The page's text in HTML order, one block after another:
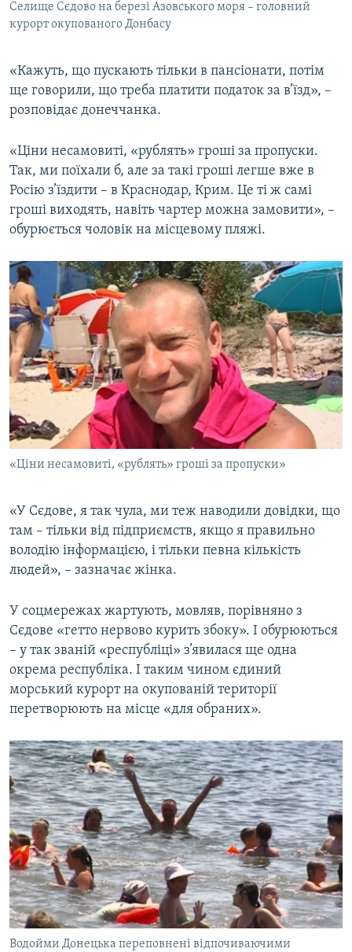
Селище Сєдово на березі Азовського моря – головний
курорт окупованого Донбасу
«Кажуть, що пускають тільки в пансіонати, потім
ще говорили, що треба платити податок за в’їзд», –
розповідає донеччанка.
«Ціни несамовиті, «рублять» гроші за пропуски.
Так, ми поїхали б, але за такі гроші легше вже в
Росію з’їздити – в Краснодар, Крим. Це ті ж самі
гроші виходять, навіть чартер можна замовити», –
обурюється чоловік на місцевому пляжі.
«Ціни несамовиті, «рублять» гроші за пропуски»
«У Сєдове, я так чула, ми теж наводили довідки, що
там – тільки від підприємств, якщо я правильно
володію інформацією, і тільки певна кількість
людей», – зазначає жінка.
У соцмережах жартують, мовляв, порівняно з
Сєдове «гетто нервово курить збоку». І обурюються
– у так званій «республіці» з’явилася ще одна
окрема республіка. І таким чином єдиний
морський курорт на окупованій території
перетворюють на місце «для обраних».
Водойми Донецька переповнені відпочиваючими